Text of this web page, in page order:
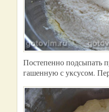
Постепенно подсыпать
гашенную с уксусом.